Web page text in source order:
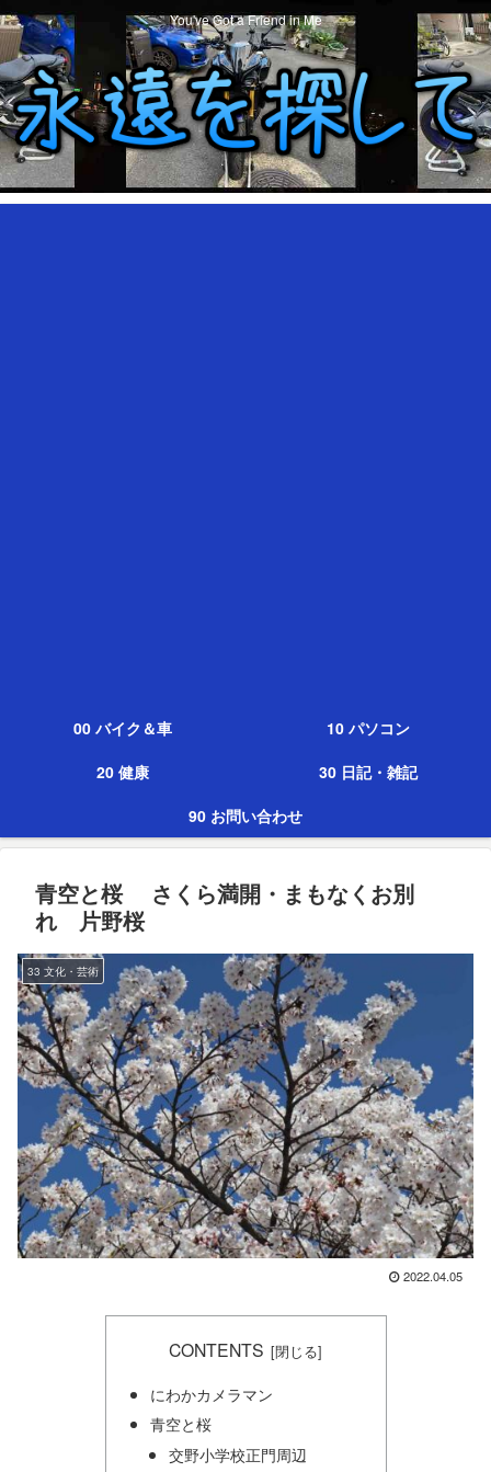
You've Got a Friend in Me
00 バイク＆車
10 パソコン
20 健康
30 日記・雑記
90 お問い合わせ
青空と桜 さくら満開・まもなくお別
れ 片野桜
33 文化・芸術
2022.04.05
CONTENTS
にわかカメラマン
青空と桜
交野小学校正門周辺